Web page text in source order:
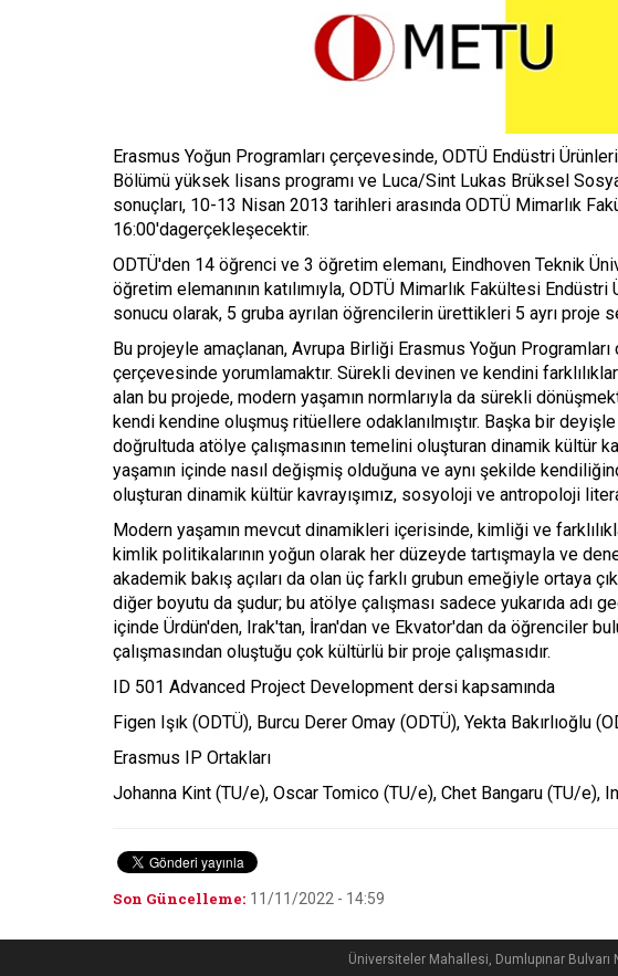
Erasmus Yoğun Programları çerçevesinde, ODTÜ Endüstri
Bölümü yüksek lisans programı ve Luca/Sint Lukas Brüksel
sonuçları, 10-13 Nisan 2013 tarihleri arasında ODTÜ Mimarlık
16:00'dagerçekleşecektir.
ODTÜ'den 14 öğrenci ve 3 öğretim elemanı, Eindhoven Teknik
öğretim elemanının katılımıyla, ODTÜ Mimarlık Fakültesi
sonucu olarak, 5 gruba ayrılan öğrencilerin ürettikleri 5 ayrı proje
Bu projeyle amaçlanan, Avrupa Birliği Erasmus Yoğun
çerçevesinde yorumlamaktır. Sürekli devinen ve kendini
alan bu projede, modern yaşamın normlarıyla da sürekli
kendi kendine oluşmuş ritüellere odaklanılmıştır. Başka bir
doğrultuda atölye çalışmasının temelini oluşturan dinamik kültür
yaşamın içinde nasıl değişmiş olduğuna ve aynı şekilde
oluşturan dinamik kültür kavrayışımız, sosyoloji ve antropoloji
Modern yaşamın mevcut dinamikleri içerisinde, kimliği ve
kimlik politikalarının yoğun olarak her düzeyde tartışmayla ve
akademik bakış açıları da olan üç farklı grubun emeğiyle ortaya
diğer boyutu da şudur; bu atölye çalışması sadece yukarıda adı
içinde Ürdün'den, Irak'tan, İran'dan ve Ekvator'dan da öğrenciler
çalışmasından oluştuğu çok kültürlü bir proje çalışmasıdır.
ID 501 Advanced Project Development dersi kapsamında
Figen Işık (ODTÜ), Burcu Derer Omay (ODTÜ), Yekta Bakırlıoğlu
Erasmus IP Ortakları
Johanna Kint (TU/e), Oscar Tomico (TU/e), Chet Bangaru (TU/
Son Güncelleme: 11/11/2022 - 14:59
Üniversiteler Mahallesi, Dumlupınar Bulvarı